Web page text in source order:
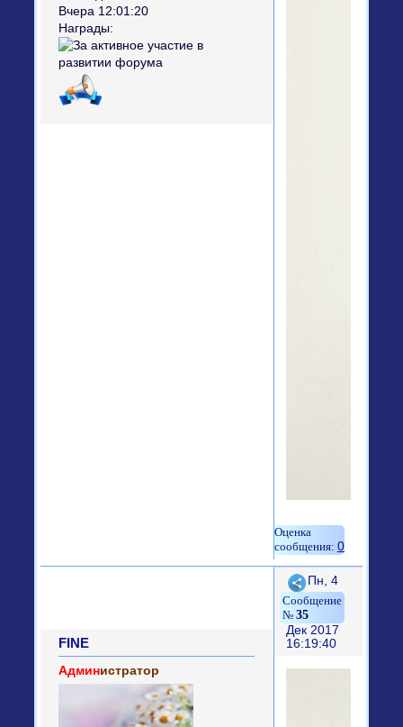
Вчера 12:01:20
Награды:
0
Поделиться
35
Пн, 4
Дек 2017
16:19:40
FINE
Администратор